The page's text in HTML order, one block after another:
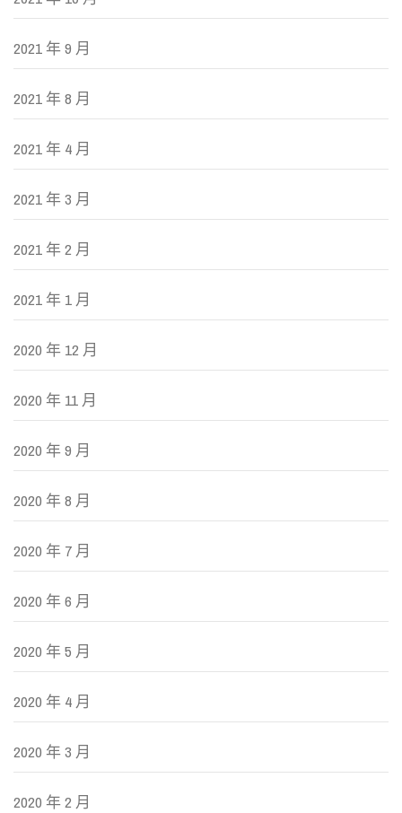
2021 年 9 月
2021 年 8 月
2021 年 4 月
2021 年 3 月
2021 年 2 月
2021 年 1 月
2020 年 12 月
2020 年 11 月
2020 年 9 月
2020 年 8 月
2020 年 7 月
2020 年 6 月
2020 年 5 月
2020 年 4 月
2020 年 3 月
2020 年 2 月